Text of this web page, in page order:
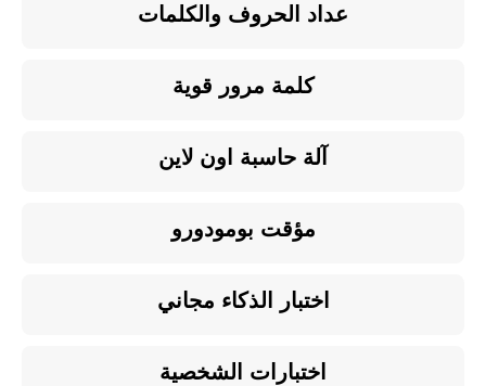
عداد الحروف والكلمات
كلمة مرور قوية
آلة حاسبة اون لاين
مؤقت بومودورو
اختبار الذكاء مجاني
اختبارات الشخصية